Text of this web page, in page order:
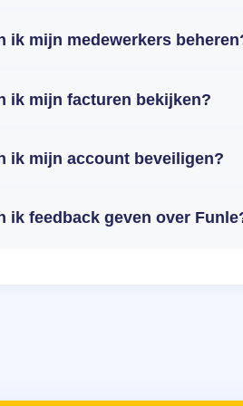
ik mijn medewerkers
ik mijn facturen bekijken?
ik mijn account beveiligen?
ik feedback geven over